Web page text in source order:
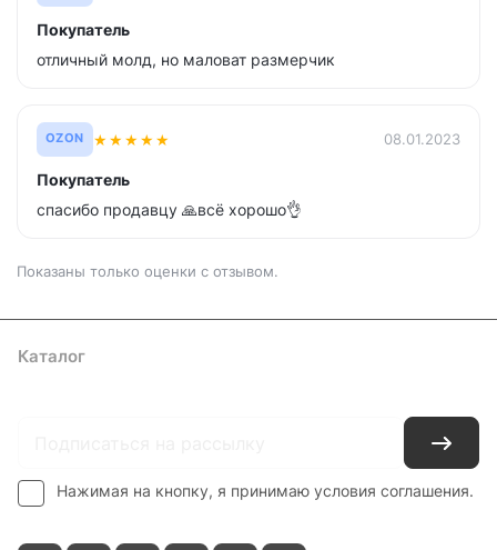
Покупатель
отличный молд, но маловат размерчик
OZON ★★★★★ 08.01.2023
Покупатель
спасибо продавцу 🙏всё хорошо👌
Показаны только оценки с отзывом.
Каталог
Нажимая на кнопку, я принимаю условия соглашения.